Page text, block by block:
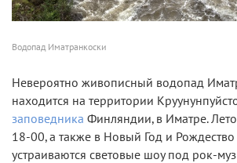
Водопад Иматранкоски
Невероятно живописный водопад
находится на территории
заповедника Финляндии, в Иматре.
18-00, а также в Новый Год и Рождество
устраиваются световые шоу под рок-